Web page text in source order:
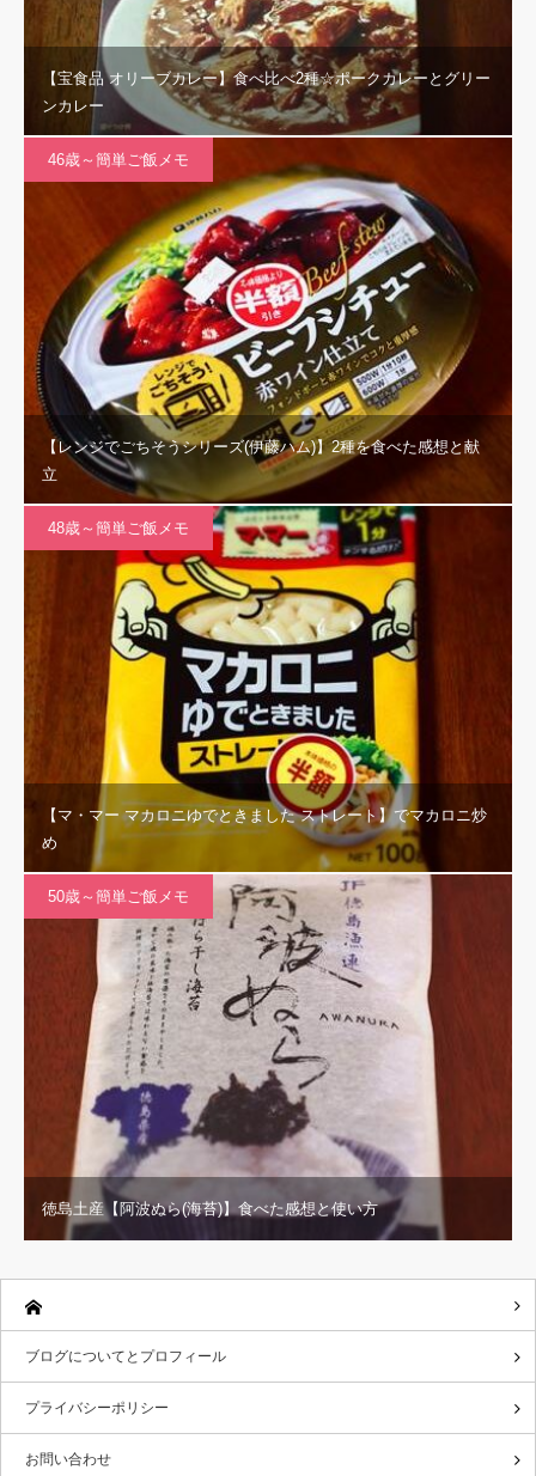
【宝食品 オリーブカレー】食べ比べ2種☆ポークカレーとグリー
ンカレー
46歳～簡単ご飯メモ
【レンジでごちそうシリーズ(伊藤ハム)】2種を食べた感想と献
立
48歳～簡単ご飯メモ
【マ・マー マカロニゆでときました ストレート】でマカロニ炒
め
50歳～簡単ご飯メモ
徳島土産【阿波ぬら(海苔)】食べた感想と使い方
ブログについてとプロフィール
プライバシーポリシー
お問い合わせ